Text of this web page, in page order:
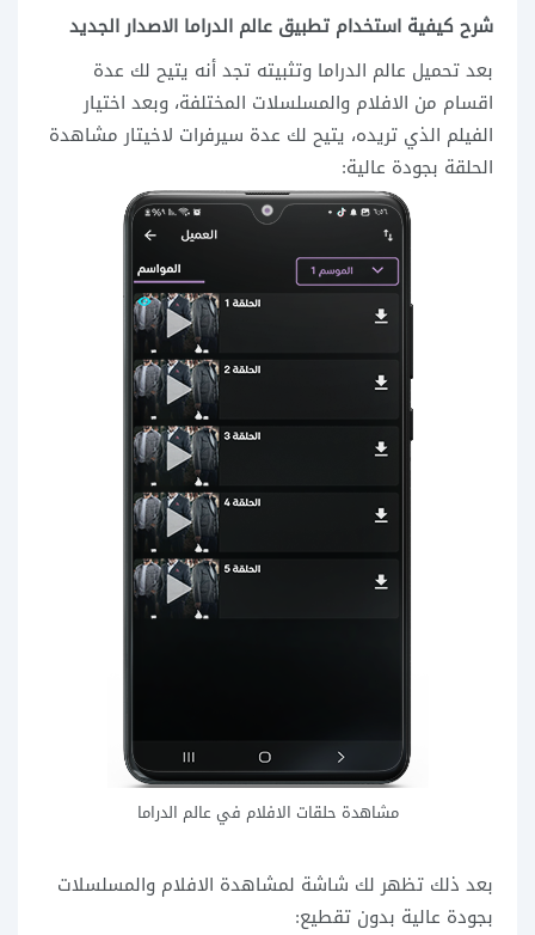
شرح كيفية استخدام تطبيق عالم الدراما الاصدار الجديد
بعد تحميل عالم الدراما وتثبيته تجد أنه يتيح لك عدة
اقسام من الافلام والمسلسلات المختلفة، وبعد اختيار
الفيلم الذي تريده، يتيح لك عدة سيرفرات لاخيتار مشاهدة
الحلقة بجودة عالية:
مشاهدة حلقات الافلام في عالم الدراما
بعد ذلك تظهر لك شاشة لمشاهدة الافلام والمسلسلات
بجودة عالية بدون تقطيع: